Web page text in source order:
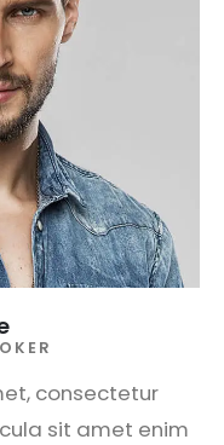
consectetur
sit amet enim